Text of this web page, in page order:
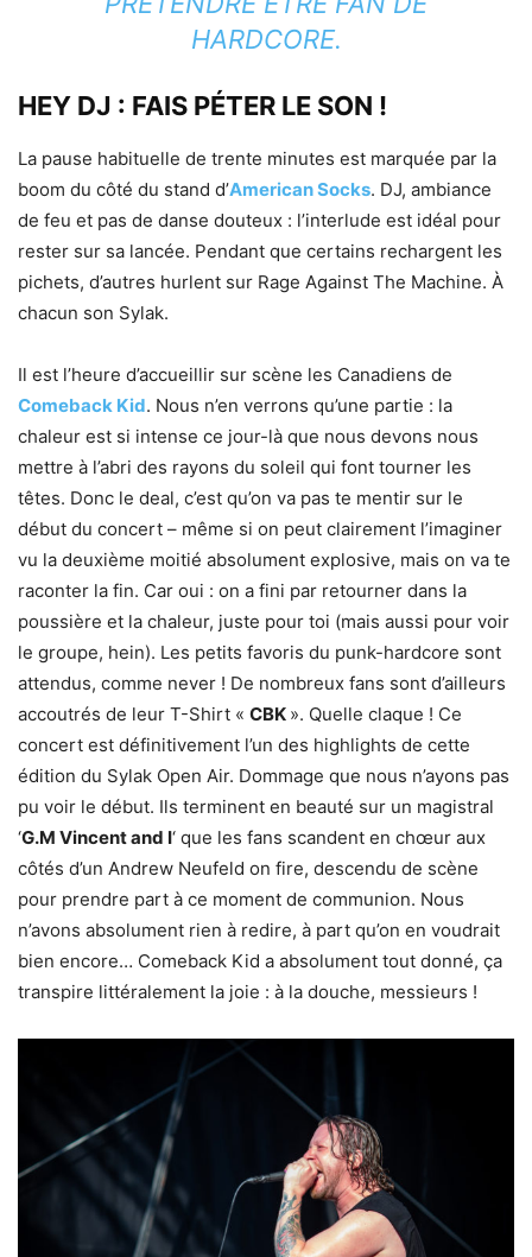
HARDCORE.
HEY DJ : FAIS PÉTER LE SON !
La pause habituelle de trente minutes est marquée par la
boom du côté du stand d’American Socks. DJ, ambiance
de feu et pas de danse douteux : l’interlude est idéal pour
rester sur sa lancée. Pendant que certains rechargent les
pichets, d’autres hurlent sur Rage Against The Machine. À
chacun son Sylak.
Il est l’heure d’accueillir sur scène les Canadiens de
Comeback Kid. Nous n’en verrons qu’une partie : la
chaleur est si intense ce jour-là que nous devons nous
mettre à l’abri des rayons du soleil qui font tourner les
têtes. Donc le deal, c’est qu’on va pas te mentir sur le
début du concert – même si on peut clairement l’imaginer
vu la deuxième moitié absolument explosive, mais on va te
raconter la fin. Car oui : on a fini par retourner dans la
poussière et la chaleur, juste pour toi (mais aussi pour voir
le groupe, hein). Les petits favoris du punk-hardcore sont
attendus, comme never ! De nombreux fans sont d’ailleurs
accoutrés de leur T-Shirt « CBK ». Quelle claque ! Ce
concert est définitivement l’un des highlights de cette
édition du Sylak Open Air. Dommage que nous n’ayons pas
pu voir le début. Ils terminent en beauté sur un magistral
‘G.M Vincent and I‘ que les fans scandent en chœur aux
côtés d’un Andrew Neufeld on fire, descendu de scène
pour prendre part à ce moment de communion. Nous
n’avons absolument rien à redire, à part qu’on en voudrait
bien encore… Comeback Kid a absolument tout donné, ça
transpire littéralement la joie : à la douche, messieurs !